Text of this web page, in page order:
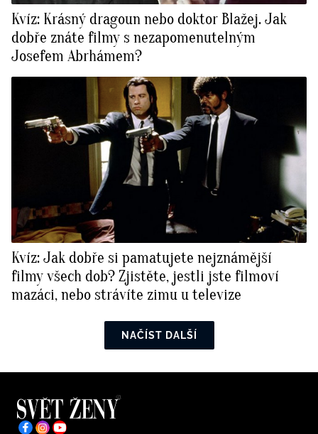
Kvíz: Krásný dragoun nebo doktor Blažej. Jak
dobře znáte filmy s nezapomenutelným
Josefem Abrhámem?
Kvíz: Jak dobře si pamatujete nejznámější
filmy všech dob? Zjistěte, jestli jste filmoví
mazáci, nebo strávíte zimu u televize
NAČÍST DALŠÍ